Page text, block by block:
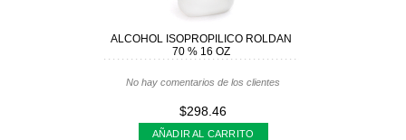
ALCOHOL ISOPROPILICO ROLDAN
70 % 16 OZ
No hay comentarios de los clientes
$298.46
AÑADIR AL CARRITO